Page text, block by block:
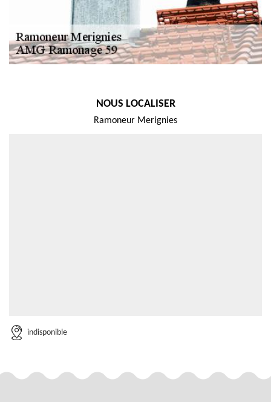
NOUS LOCALISER
Ramoneur Merignies
indisponible